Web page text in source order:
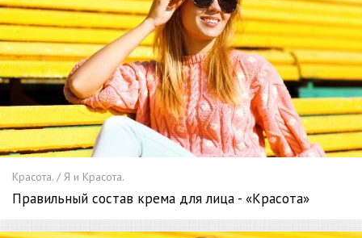
Красота. / Я и Красота.
Правильный состав крема для лица - «Красота»